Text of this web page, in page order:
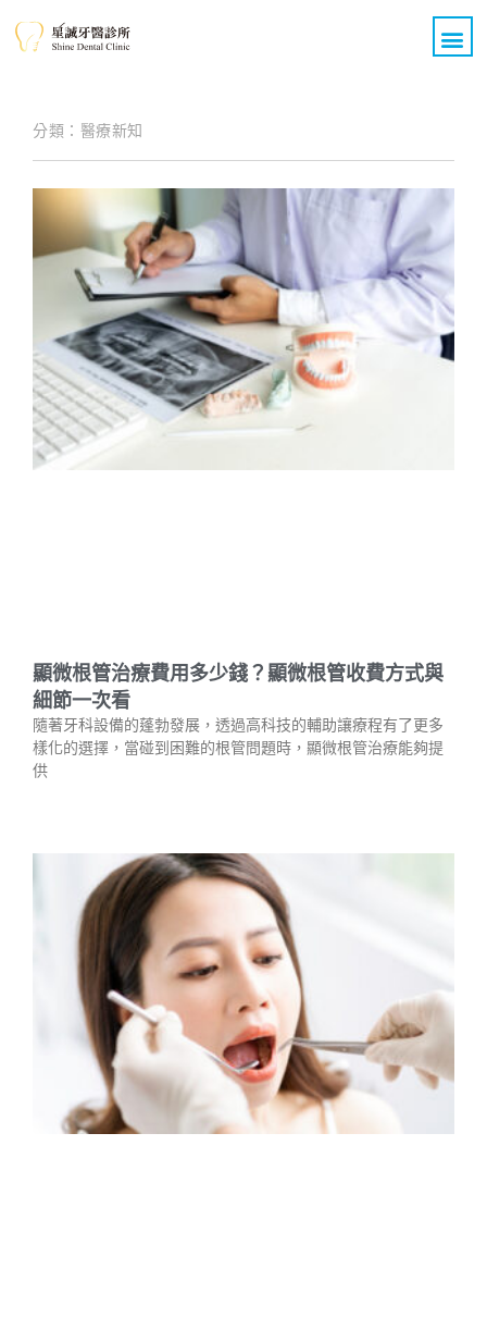
分類：醫療新知
顯微根管治療費用多少錢？顯微根管收費方式與
細節一次看
隨著牙科設備的蓬勃發展，透過高科技的輔助讓療程有了更多
樣化的選擇，當碰到困難的根管問題時，顯微根管治療能夠提
供